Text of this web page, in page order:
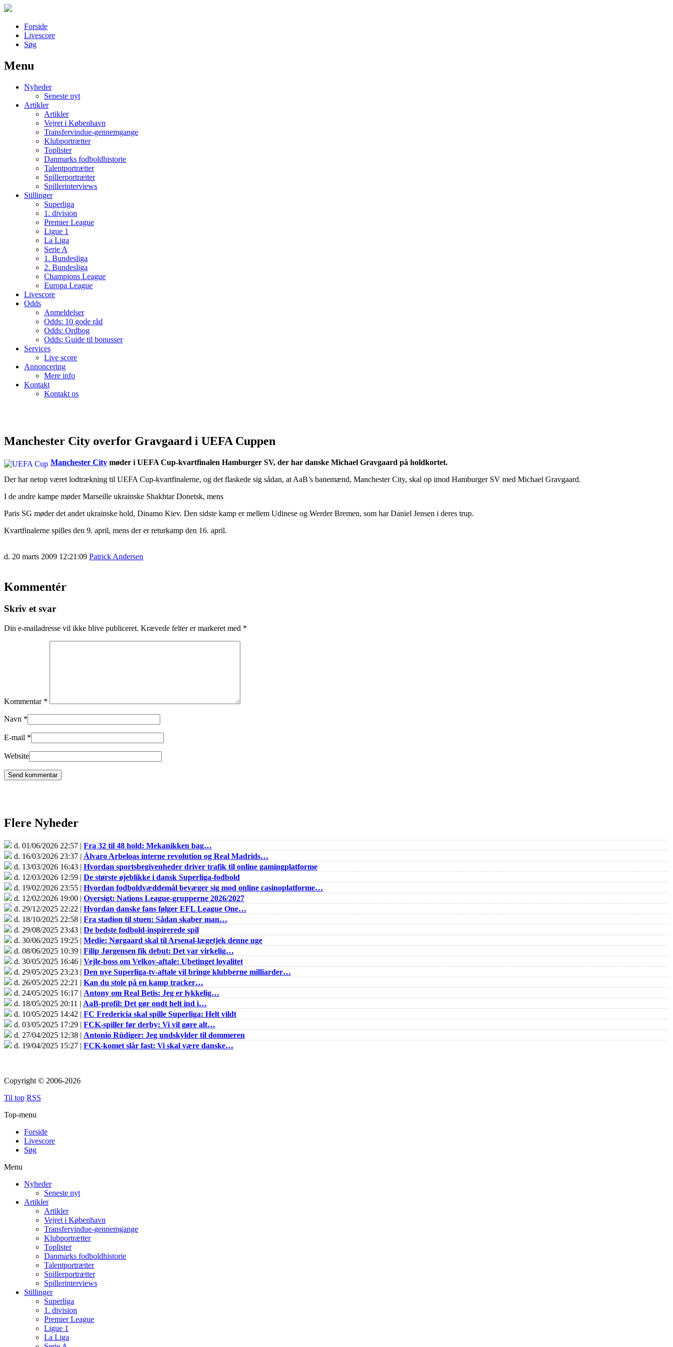
Forside
Livescore
Søg
Наши партнеры
лучшие займы
Menu
Nyheder
Seneste nyt
Artikler
Artikler
Vejret i København
Transfervindue-gennemgange
Klubportrætter
Toplister
Danmarks fodboldhistorie
Talentportrætter
Spillerportrætter
Spillerinterviews
Stillinger
Superliga
1. division
Premier League
Ligue 1
La Liga
Serie A
1. Bundesliga
2. Bundesliga
Champions League
Europa League
Livescore
Odds
Anmeldelser
Odds: 10 gode råd
Odds: Ordbog
Odds: Guide til bonusser
Services
Live score
Annoncering
Mere info
Kontakt
Kontakt os
Manchester City overfor Gravgaard i UEFA Cuppen
Manchester City møder i UEFA Cup-kvartfinalen Hamburger SV, der har danske Michael Gravgaard på holdkortet.
Der har netop været lodtrækning til UEFA Cup-kvartfinalerne, og det flaskede sig sådan, at AaB’s banemænd, Manchester City, skal op imod Hamburger SV med Michael Gravgaard.
I de andre kampe møder Marseille ukrainske Shakhtar Donetsk, mens
Paris SG møder det andet ukrainske hold, Dinamo Kiev. Den sidste kamp er mellem Udinese og Werder Bremen, som har Daniel Jensen i deres trup.
Kvartfinalerne spilles den 9. april, mens der er returkamp den 16. april.
d. 20 marts 2009 12:21:09 Patrick Andersen
Kommentér
Skriv et svar
Din e-mailadresse vil ikke blive publiceret. Krævede felter er markeret med *
Kommentar *
Navn *
E-mail *
Website
Flere Nyheder
d. 01/06/2026 22:57 | Fra 32 til 48 hold: Mekanikken bag…
d. 16/03/2026 23:37 | Álvaro Arbeloas interne revolution og Real Madrids…
d. 13/03/2026 16:43 | Hvordan sportsbegivenheder driver trafik til online gamingplatforme
d. 12/03/2026 12:59 | De største øjeblikke i dansk Superliga-fodbold
d. 19/02/2026 23:55 | Hvordan fodboldvæddemål bevæger sig mod online casinoplatforme…
d. 12/02/2026 19:00 | Oversigt: Nations League-grupperne 2026/2027
d. 29/12/2025 22:22 | Hvordan danske fans følger EFL League One…
d. 18/10/2025 22:58 | Fra stadion til stuen: Sådan skaber man…
d. 29/08/2025 23:43 | De bedste fodbold-inspirerede spil
d. 30/06/2025 19:25 | Medie: Nørgaard skal til Arsenal-lægetjek denne uge
d. 08/06/2025 10:39 | Filip Jørgensen fik debut: Det var virkelig…
d. 30/05/2025 16:46 | Vejle-boss om Velkov-aftale: Ubetinget loyalitet
d. 29/05/2025 23:23 | Den nye Superliga-tv-aftale vil bringe klubberne milliarder…
d. 26/05/2025 22:21 | Kan du stole på en kamp tracker…
d. 24/05/2025 16:17 | Antony om Real Betis: Jeg er lykkelig…
d. 18/05/2025 20:11 | AaB-profil: Det gør ondt helt ind i…
d. 10/05/2025 14:42 | FC Fredericia skal spille Superliga: Helt vildt
d. 03/05/2025 17:29 | FCK-spiller før derby: Vi vil gøre alt…
d. 27/04/2025 12:38 | Antonio Rüdiger: Jeg undskylder til dommeren
d. 19/04/2025 15:27 | FCK-komet slår fast: Vi skal være danske…
Copyright © 2006-2026
Til top RSS
Top-menu
Forside
Livescore
Søg
Menu
Nyheder
Seneste nyt
Artikler
Artikler
Vejret i København
Transfervindue-gennemgange
Klubportrætter
Toplister
Danmarks fodboldhistorie
Talentportrætter
Spillerportrætter
Spillerinterviews
Stillinger
Superliga
1. division
Premier League
Ligue 1
La Liga